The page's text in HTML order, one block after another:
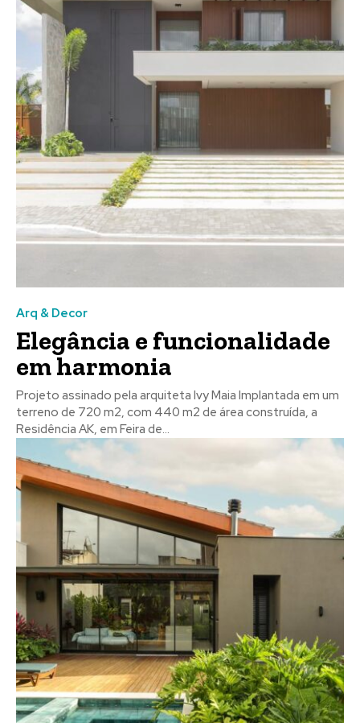
Arq & Decor
Elegância e funcionalidade
em harmonia
Projeto assinado pela arquiteta Ivy Maia Implantada em um
terreno de 720 m2, com 440 m2 de área construída, a
Residência AK, em Feira de...